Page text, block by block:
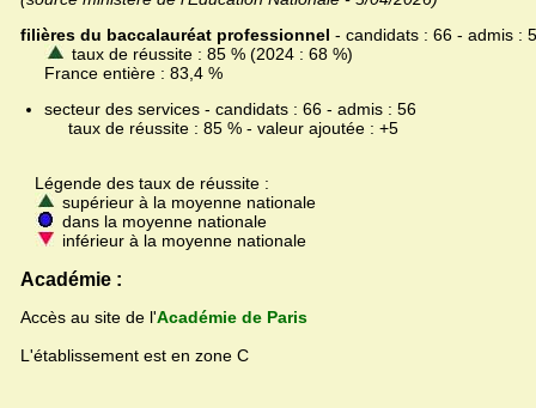
filières du baccalauréat professionnel - candidats : 66 - admis :
taux de réussite : 85 % (2024 : 68 %)
France entière : 83,4 %
secteur des services - candidats : 66 - admis : 56
taux de réussite : 85 % - valeur ajoutée : +5
Légende des taux de réussite :
supérieur à la moyenne nationale
dans la moyenne nationale
inférieur à la moyenne nationale
Académie :
Accès au site de l'Académie de Paris
L'établissement est en zone C